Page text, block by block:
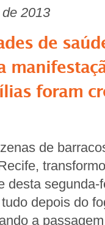
2013
de
foram
de
desta segunda-
depois do
a